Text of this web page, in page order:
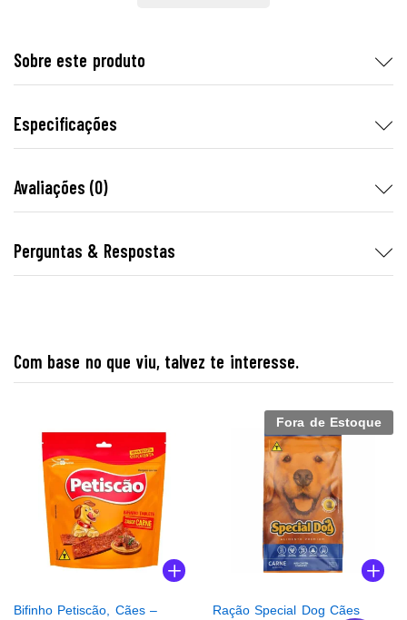
Sobre este produto
Especificações
Avaliações (0)
Perguntas & Respostas
Com base no que viu, talvez te interesse.
Bifinho Petiscão, Cães –
Fora de Estoque
Ração Special Dog Cães